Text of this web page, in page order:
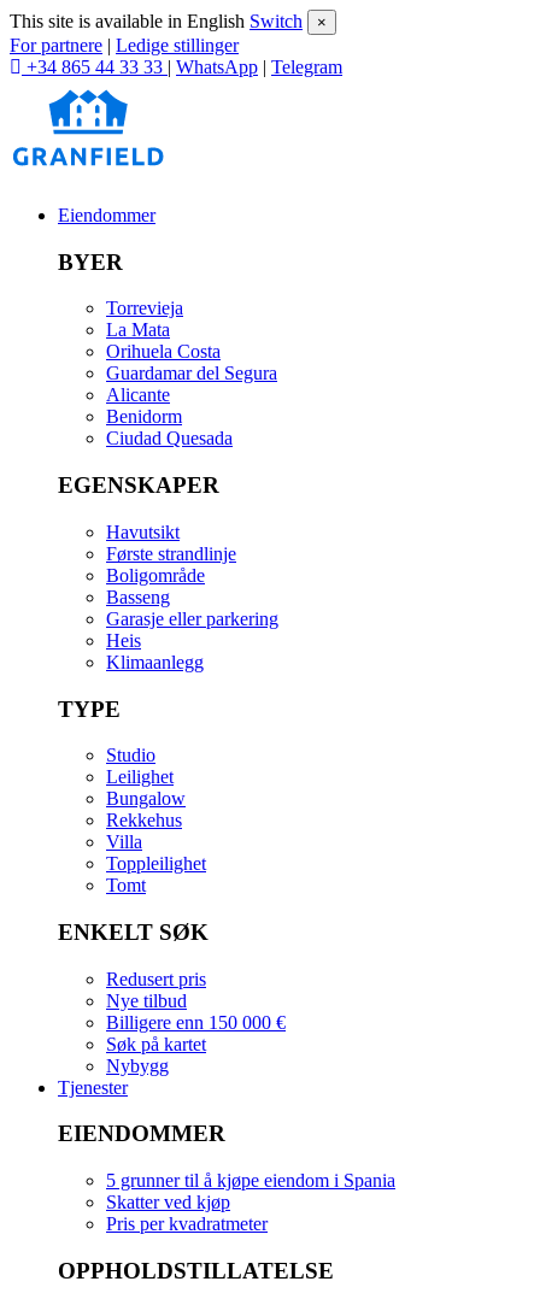
This site is available in English Switch ×
For partnere | Ledige stillinger
+34 865 44 33 33 | WhatsApp | Telegram
Eiendommer
BYER
Torrevieja
La Mata
Orihuela Costa
Guardamar del Segura
Alicante
Benidorm
Ciudad Quesada
EGENSKAPER
Havutsikt
Første strandlinje
Boligområde
Basseng
Garasje eller parkering
Heis
Klimaanlegg
TYPE
Studio
Leilighet
Bungalow
Rekkehus
Villa
Toppleilighet
Tomt
ENKELT SØK
Redusert pris
Nye tilbud
Billigere enn 150 000 €
Søk på kartet
Nybygg
Tjenester
EIENDOMMER
5 grunner til å kjøpe eiendom i Spania
Skatter ved kjøp
Pris per kvadratmeter
OPPHOLDSTILLATELSE